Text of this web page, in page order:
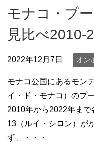
モナコ・プ
見比べ2010-
2022年12月7日 オン
モナコ公国にあるモン
イ・ド・モナコ）のプ
2010年から2022年ま
13（ルイ・シロン）が
ず、・・・